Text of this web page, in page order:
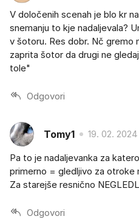
V določenih scenah je blo kr
snemanju to kje nadaljevala?
v šotoru. Res dobr. Nč gremo
zaprita šotor da drugi ne
tole"
Odgovori
Tomy1 19. 02.
Pa to je nadaljevanka za
primerno = gledljivo za otroke
Za starejše resnično
Odgovori